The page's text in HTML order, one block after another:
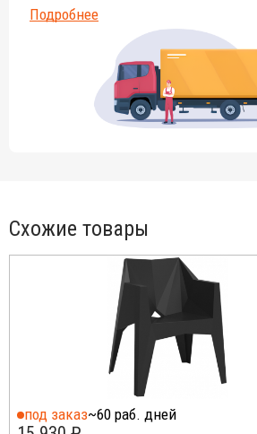
Подробнее
Схожие товары
под заказ~60 раб. дней